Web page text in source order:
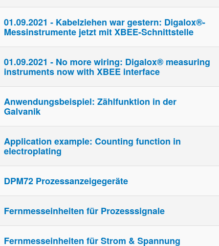
01.09.2021 - Kabelziehen war gestern: Digalox®-
Messinstrumente jetzt mit XBEE-Schnittstelle
01.09.2021 - No more wiring: Digalox® measuring
instruments now with XBEE interface
Anwendungsbeispiel: Zählfunktion in der
Galvanik
Application example: Counting function in
electroplating
DPM72 Prozessanzeigegeräte
Fern­­mess­­einheiten für Prozes­s­signale
Fern­­mess­­einheiten für Strom & Spannung